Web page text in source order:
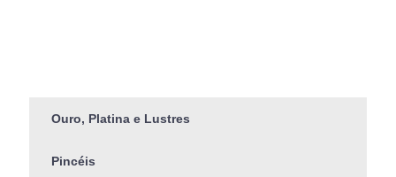
Ouro, Platina e Lustres
Pincéis